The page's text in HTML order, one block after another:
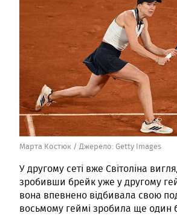
Марта Костюк / Джерело: Getty Images
У другому сеті вже Світоліна
зробивши брейк уже у другому
вона впевнено відбивала свою
восьмому геймі зробила ще один